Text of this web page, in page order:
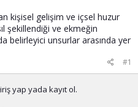
kişisel gelişim ve içsel huzur
şekillendiği ve ekmeğin
belirleyici unsurlar arasında yer
#1
yap yada kayıt ol.